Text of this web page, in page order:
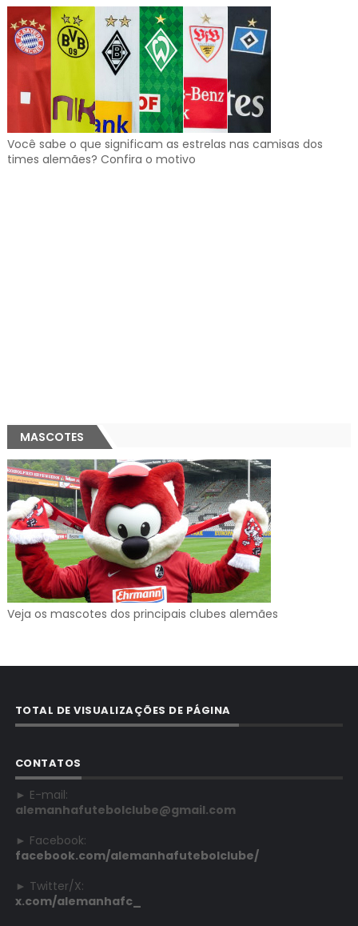
Você sabe o que significam as estrelas nas camisas dos
times alemães? Confira o motivo
MASCOTES
Veja os mascotes dos principais clubes alemães
TOTAL DE VISUALIZAÇÕES DE PÁGINA
CONTATOS
► E-mail:
alemanhafutebolclube@gmail.com
► Facebook:
facebook.com/alemanhafutebolclube/
► Twitter/X:
x.com/alemanhafc_